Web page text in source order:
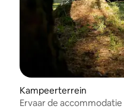
Kampeerterrein
Ervaar de accommodatie